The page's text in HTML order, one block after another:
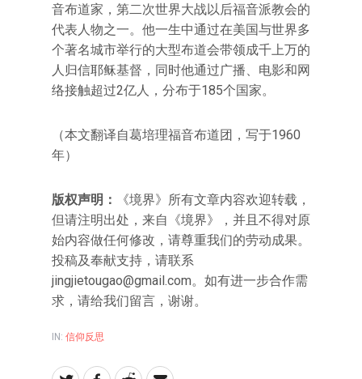
音布道家，第二次世界大战以后福音派教会的
代表人物之一。他一生中通过在美国与世界多
个著名城市举行的大型布道会带领成千上万的
人归信耶稣基督，同时他通过广播、电影和网
络接触超过2亿人，分布于185个国家。
（本文翻译自葛培理福音布道团，写于1960
年）
版权声明：
《境界》所有文章内容欢迎转载，
但请注明出处，来自《境界》，并且不得对原
始内容做任何修改，请尊重我们的劳动成果。
投稿及奉献支持，请联系
jingjietougao@gmail.com。如有进一步合作需
求，请给我们留言，谢谢。
IN: 信仰反思